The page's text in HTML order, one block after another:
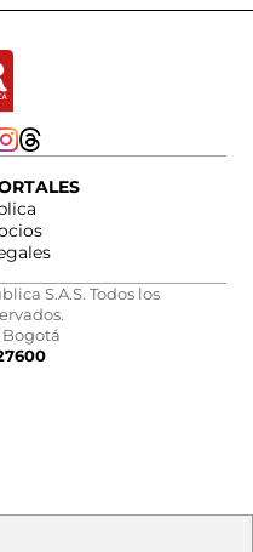
S.A.S. Todos los
Bogotá